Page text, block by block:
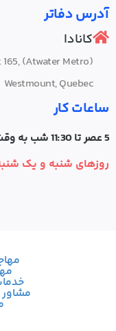
آدرس دفاتر
کانادا
(Atwater Metro)
Westmount, Quebec
ساعات کار
5 عصر تا 11:30 شب به وقت ایران
روزهای شنبه و یک